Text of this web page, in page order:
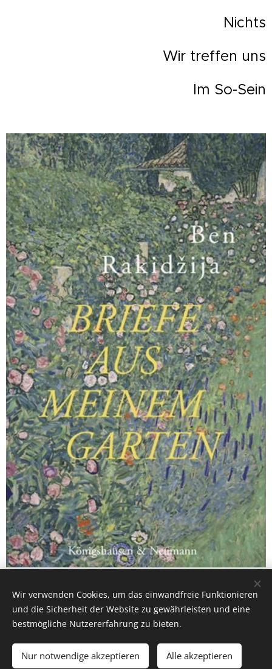
Nichts
Wir treffen uns
Im So-Sein
Share
Wir verwenden Cookies, um das einwandfreie Funktionieren
und die Sicherheit der Website zu gewährleisten und eine
bestmögliche Nutzererfahrung zu bieten.
Nur notwendige akzeptieren Alle akzeptieren